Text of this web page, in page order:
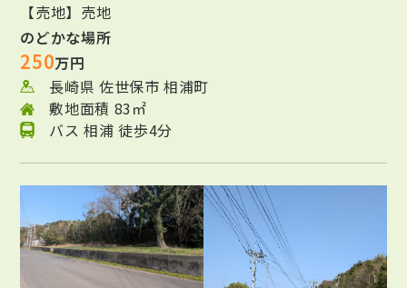
【売地】売地
のどかな場所
250万円
長崎県 佐世保市 相浦町
敷地面積 83㎡
バス 相浦 徒歩4分